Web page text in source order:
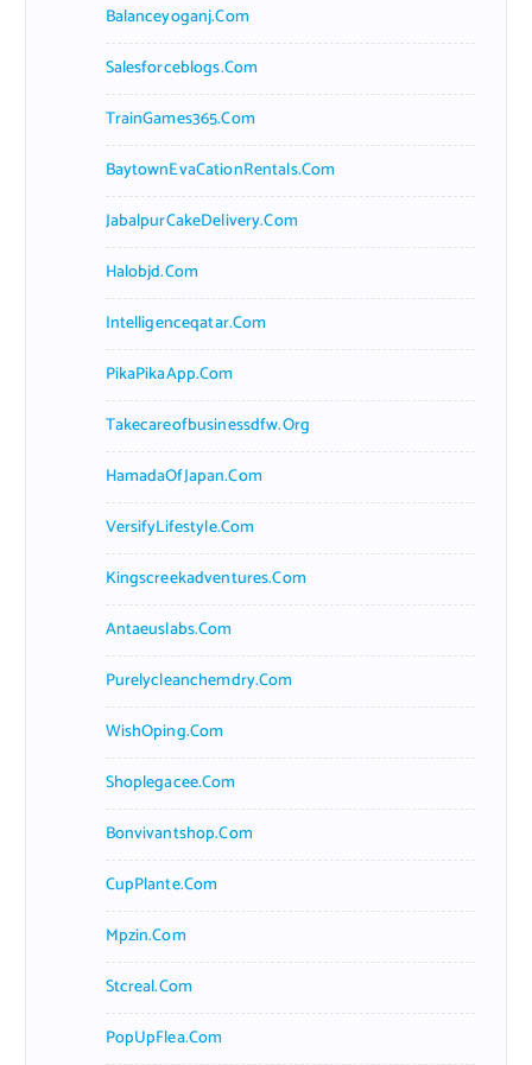
Balanceyoganj.com
Salesforceblogs.com
TrainGames365.com
BaytownEvaCationRentals.com
JabalpurCakeDelivery.com
Halobjd.com
Intelligenceqatar.com
PikaPikaApp.com
Takecareofbusinessdfw.org
HamadaOfJapan.com
VersifyLifestyle.com
Kingscreekadventures.com
Antaeuslabs.com
Purelycleanchemdry.com
WishOping.com
Shoplegacee.com
Bonvivantshop.com
CupPlante.com
Mpzin.com
Stcreal.com
PopUpFlea.com